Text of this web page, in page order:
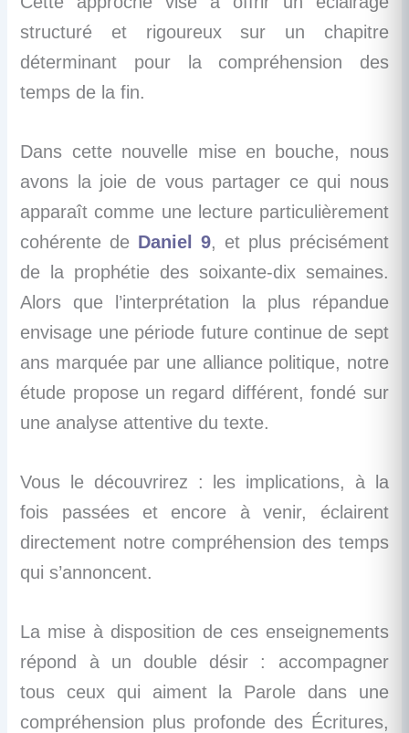
structuré et rigoureux sur un chapitre
déterminant pour la compréhension des
temps de la fin.
Dans cette nouvelle mise en bouche, nous
avons la joie de vous partager ce qui nous
apparaît comme une lecture particulièrement
cohérente de Daniel 9, et plus précisément
de la prophétie des soixante-dix semaines.
Alors que l’interprétation la plus répandue
envisage une période future continue de sept
ans marquée par une alliance politique, notre
étude propose un regard différent, fondé sur
une analyse attentive du texte.
Vous le découvrirez : les implications, à la
fois passées et encore à venir, éclairent
directement notre compréhension des temps
qui s’annoncent.
La mise à disposition de ces enseignements
répond à un double désir : accompagner
tous ceux qui aiment la Parole dans une
compréhension plus profonde des Écritures,